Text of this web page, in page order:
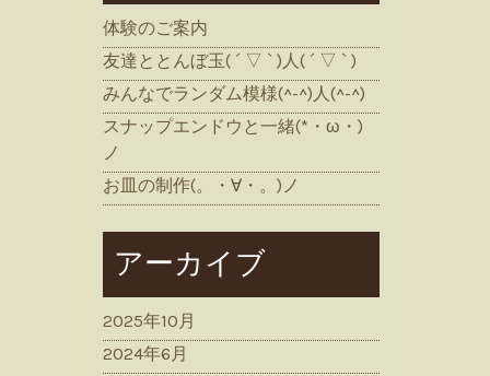
体験のご案内
友達ととんぼ玉( ´ ▽ ` )人( ´ ▽ ` )
みんなでランダム模様(^-^)人(^-^)
スナップエンドウと一緒(*・ω・)
ノ
お皿の制作(。・∀・。)ノ
アーカイブ
2025年10月
2024年6月